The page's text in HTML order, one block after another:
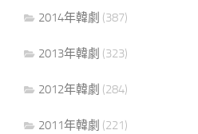
2014年韓劇 (387)
2013年韓劇 (323)
2012年韓劇 (284)
2011年韓劇 (221)